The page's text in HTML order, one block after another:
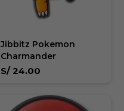
Jibbitz Pokemon
Charmander
S/ 24.00